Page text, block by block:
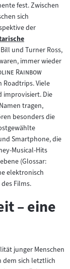
fest. Zwischen
sich
der
und Turner Ross,
immer wieder
Rainbow"
Viele
improvisiert. Die
tragen,
besonders die
Smartphone, die
Musical-Hits
(Glossar:
elektronisch
Films.
– eine
junger Menschen
dem sich letztlich